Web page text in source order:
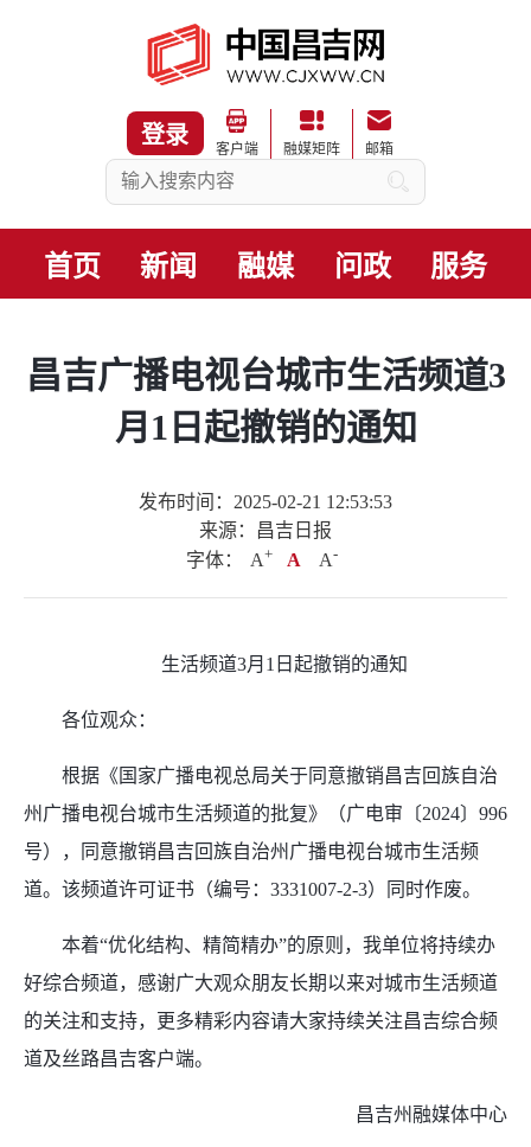
登录
客户端 融媒矩阵 邮箱
首页 新闻 融媒 问政 服务
昌吉广播电视台城市生活频道3
月1日起撤销的通知
发布时间：2025-02-21 12:53:53
来源：昌吉日报
字体：
A+ A A-
生活频道3月1日起撤销的通知
各位观众：
根据《国家广播电视总局关于同意撤销昌吉回族自治
州广播电视台城市生活频道的批复》（广电审〔2024〕996
号），同意撤销昌吉回族自治州广播电视台城市生活频
道。该频道许可证书（编号：3331007-2-3）同时作废。
本着“优化结构、精简精办”的原则，我单位将持续办
好综合频道，感谢广大观众朋友长期以来对城市生活频道
的关注和支持，更多精彩内容请大家持续关注昌吉综合频
道及丝路昌吉客户端。
昌吉州融媒体中心